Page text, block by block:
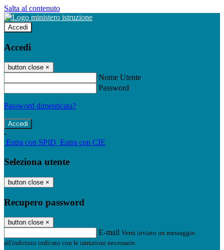
Salta al contenuto
Accedi
Accedi
button close ×
Nome Utente
Password
Password dimenticata?
-
Entra con SPID Entra con CIE
Seleziona utente
button close ×
Recupero password
button close ×
E-mail Verrà inviato un messaggio
all'indirizzo indicato con le istruzioni necessarie.